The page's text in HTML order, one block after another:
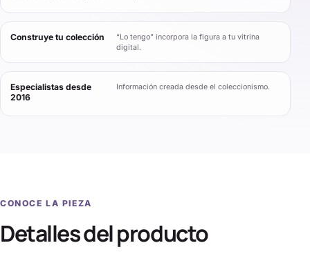
Construye tu colección
“Lo tengo” incorpora la figura a tu vitrina
digital.
Especialistas desde
2016
Información creada desde el coleccionismo.
CONOCE LA PIEZA
Detalles del producto